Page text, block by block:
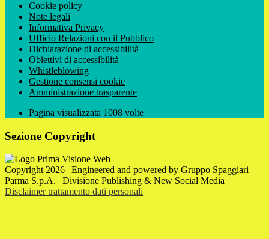
Cookie policy
Note legali
Informativa Privacy
Ufficio Relazioni con il Pubblico
Dichiarazione di accessibilità
Obiettivi di accessibilità
Whistleblowing
Gestione consensi cookie
Amministrazione trasparente
Pagina visualizzata 1008 volte
Sezione Copyright
Copyright 2026 | Engineered and powered by Gruppo Spaggiari
Parma S.p.A. | Divisione Publishing & New Social Media
Disclaimer trattamento dati personali